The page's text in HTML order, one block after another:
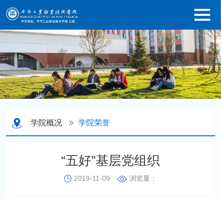
学院概况 学院荣誉
“五好”基层党组织
2019-11-09 浏览量：